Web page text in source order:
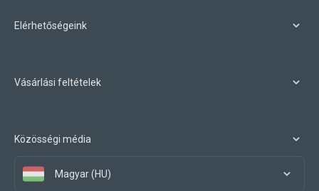
Elérhetőségeink
Vásárlási feltételek
Közösségi média
Magyar (HU)